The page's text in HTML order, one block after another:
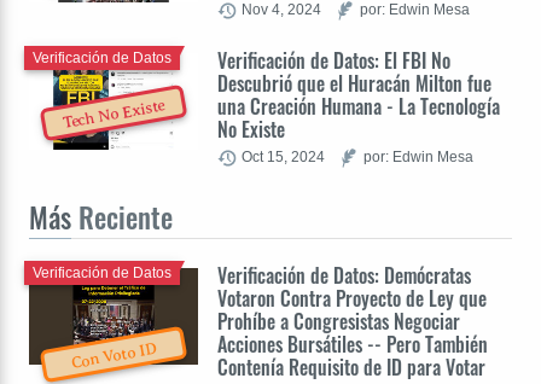
Nov 4, 2024 por: Edwin Mesa
Tech No Existe
Verificación de Datos: El FBI No
Descubrió que el Huracán Milton fue
una Creación Humana - La Tecnología
No Existe
Verificación de Datos
Oct 15, 2024 por: Edwin Mesa
Más Reciente
Con Voto ID
Verificación de Datos: Demócratas
Votaron Contra Proyecto de Ley que
Prohíbe a Congresistas Negociar
Acciones Bursátiles -- Pero También
Contenía Requisito de ID para Votar
Verificación de Datos